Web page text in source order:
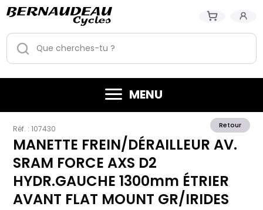
MENU
Retour
Réf. : 107430
MANETTE FREIN/DÉRAILLEUR AV.
SRAM FORCE AXS D2
HYDR.GAUCHE 1300mm ÉTRIER
AVANT FLAT MOUNT GR/IRIDES